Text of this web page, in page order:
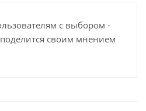
с выбором -
своим мнением